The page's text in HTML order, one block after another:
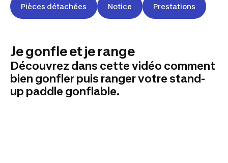
Pièces détachées Notice Prestations
Je gonfle et je range
Découvrez dans cette vidéo comment
bien gonfler puis ranger votre stand-
up paddle gonflable.